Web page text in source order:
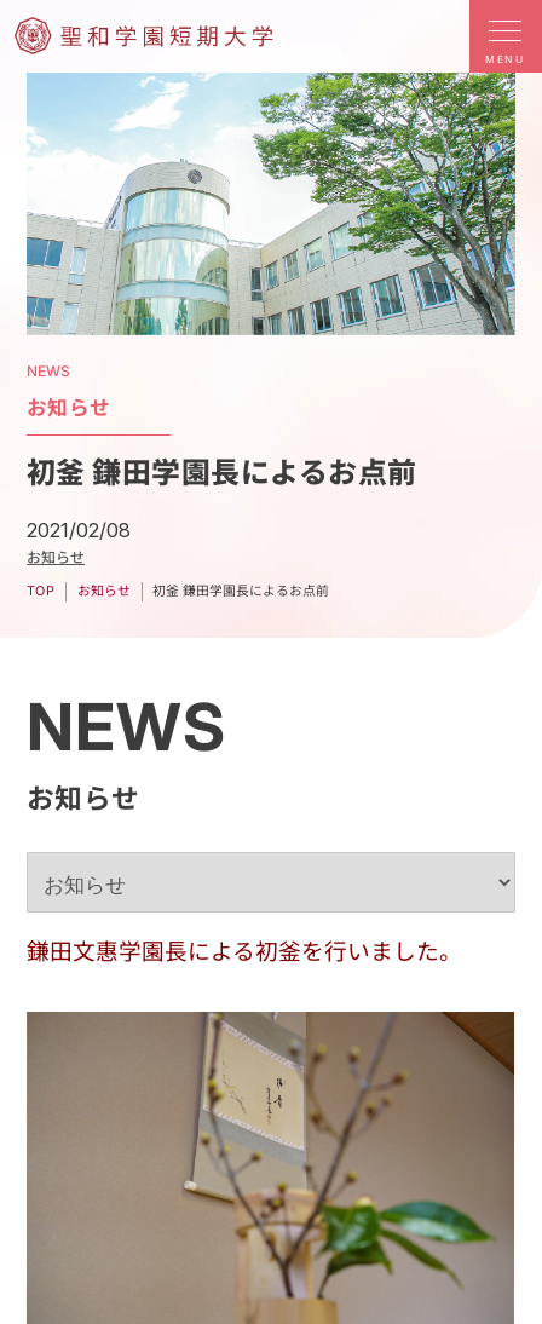
MENU
NEWS
お知らせ
初釜 鎌田学園長によるお点前
2021/02/08
お知らせ
TOP お知らせ 初釜 鎌田学園長によるお点前
NEWS
お知らせ
鎌田文惠学園長による初釜を行いました。